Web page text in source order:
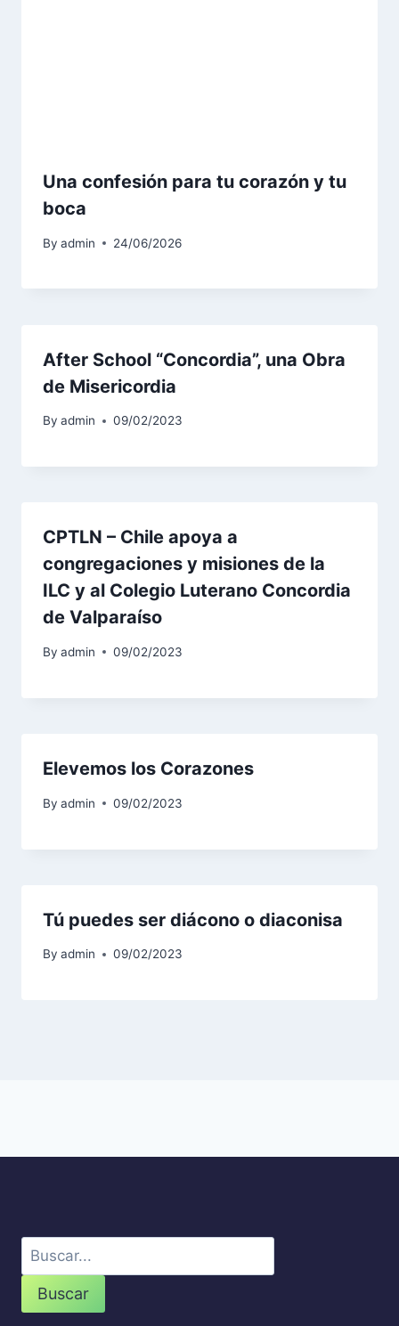
Una confesión para tu corazón y tu
boca
By admin 24/06/2026
After School “Concordia”, una Obra
de Misericordia
By admin 09/02/2023
CPTLN – Chile apoya a
congregaciones y misiones de la
ILC y al Colegio Luterano Concordia
de Valparaíso
By admin 09/02/2023
Elevemos los Corazones
By admin 09/02/2023
Tú puedes ser diácono o diaconisa
By admin 09/02/2023
Buscar